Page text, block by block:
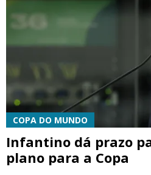
COPA DO MUNDO
Infantino dá prazo
plano para a Copa